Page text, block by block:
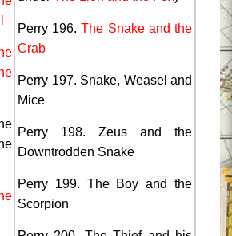
Perry 196.The Snake and the
Crab
Perry 197. Snake, Weasel and
Mice
Perry 198. Zeus and the
Downtrodden Snake
Perry 199. The Boy and the
Scorpion